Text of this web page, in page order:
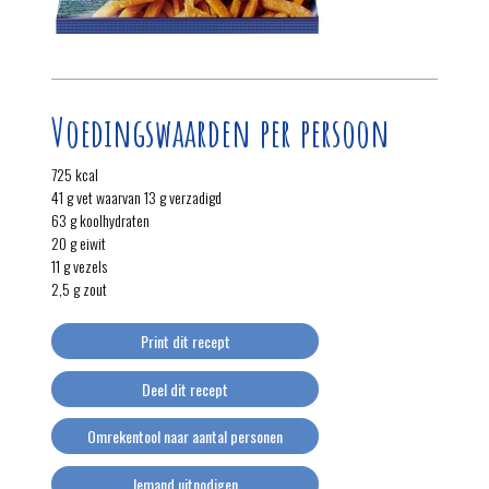
Voedingswaarden per persoon
725 kcal
41 g vet waarvan 13 g verzadigd
63 g koolhydraten
20 g eiwit
11 g vezels
2,5 g zout
Print dit recept
Deel dit recept
Omrekentool naar aantal personen
Iemand uitnodigen